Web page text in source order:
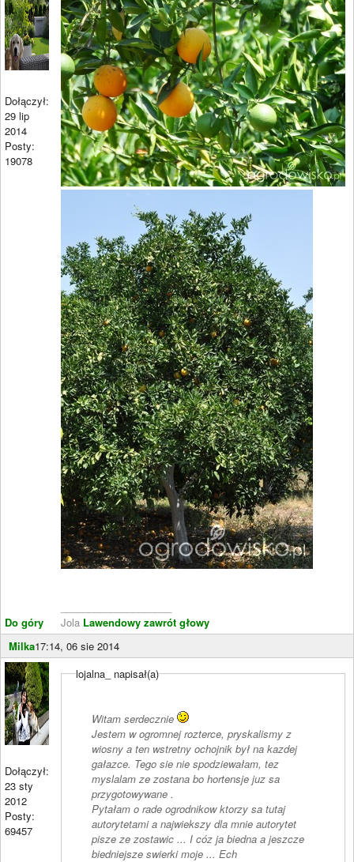
Dołączył:
29 lip
2014
Posty:
19078
Do góry
Jola Lawendowy zawrót głowy
Milka17:14, 06 sie 2014
Dołączył:
23 sty
2012
Posty:
69457
lojalna_ napisał(a)
Witam serdecznie
Jestem w ogromnej rozterce, pryskalismy z
wiosny a ten wstretny ochojnik był na kazdej
gałazce. Tego sie nie spodziewałam, tez
myslalam ze zostana bo hortensje juz sa
przygotowywane .
Pytałam o rade ogrodnikow ktorzy sa tutaj
autorytetami a najwiekszy dla mnie autorytet
pisze ze zostawic ... I cóz ja biedna a jeszcze
biedniejsze swierki moje ... Ech